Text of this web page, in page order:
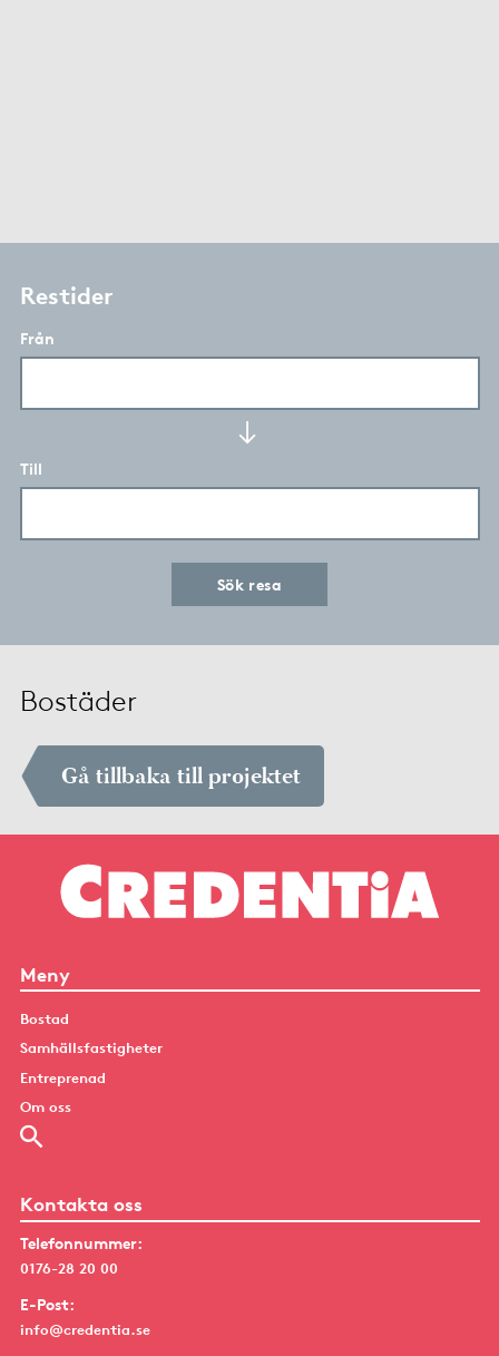
Restider
Från
Till
Sök resa
Bostäder
Gå tillbaka till projektet
Meny
Bostad
Samhällsfastigheter
Entreprenad
Om oss
Kontakta oss
Telefonnummer:
0176-28 20 00
E-Post:
info@credentia.se